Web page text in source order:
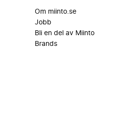
Om miinto.se
Jobb
Bli en del av Miinto
Brands